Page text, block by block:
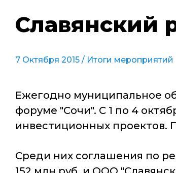
Славянский
7 Октября 2015 / Итоги мероприятий
Ежегодно муниципальное
форуме "Сочи". С 1 по 4
инвестиционных проектов.
Среди них соглашения по